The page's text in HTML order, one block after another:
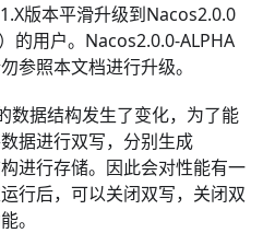
版本平滑升级到Nacos2.0.0
的用户。Nacos2.0.0-ALPHA
参照本文档进行升级。
数据结构发生了变化，为了能
据进行双写，分别生成
进行存储。因此会对性能有一
行后，可以关闭双写，关闭双
。